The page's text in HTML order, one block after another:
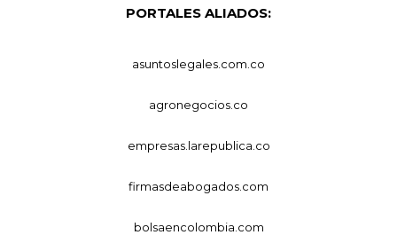
PORTALES ALIADOS:
asuntoslegales.com.co
agronegocios.co
empresas.larepublica.co
firmasdeabogados.com
bolsaencolombia.com